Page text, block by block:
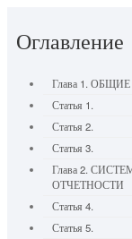
Оглавление
Глава 1.
Статья 1.
Статья 2.
Статья 3.
Глава 2.
ОТЧЕТНОСТИ
Статья 4.
Статья 5.